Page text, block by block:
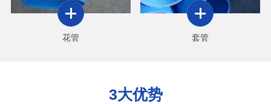
花管 套管
3大优势